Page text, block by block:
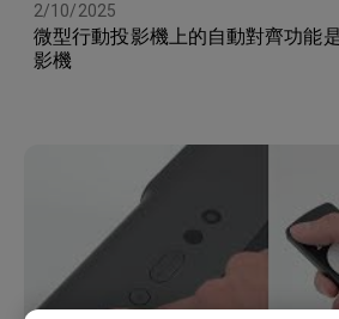
2/10/2025
微型行動投影機上的自動對齊功能
影機